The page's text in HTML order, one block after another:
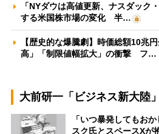
「NYダウは高値更新、ナスダック
する米国株市場の変化 半…
【歴史的な爆騰劇】時価総額10兆
高」「制限値幅拡大」の衝撃 フ…
大前研一「ビジネス新大陸
「いつ暴発してもお
スク氏とスペースXが